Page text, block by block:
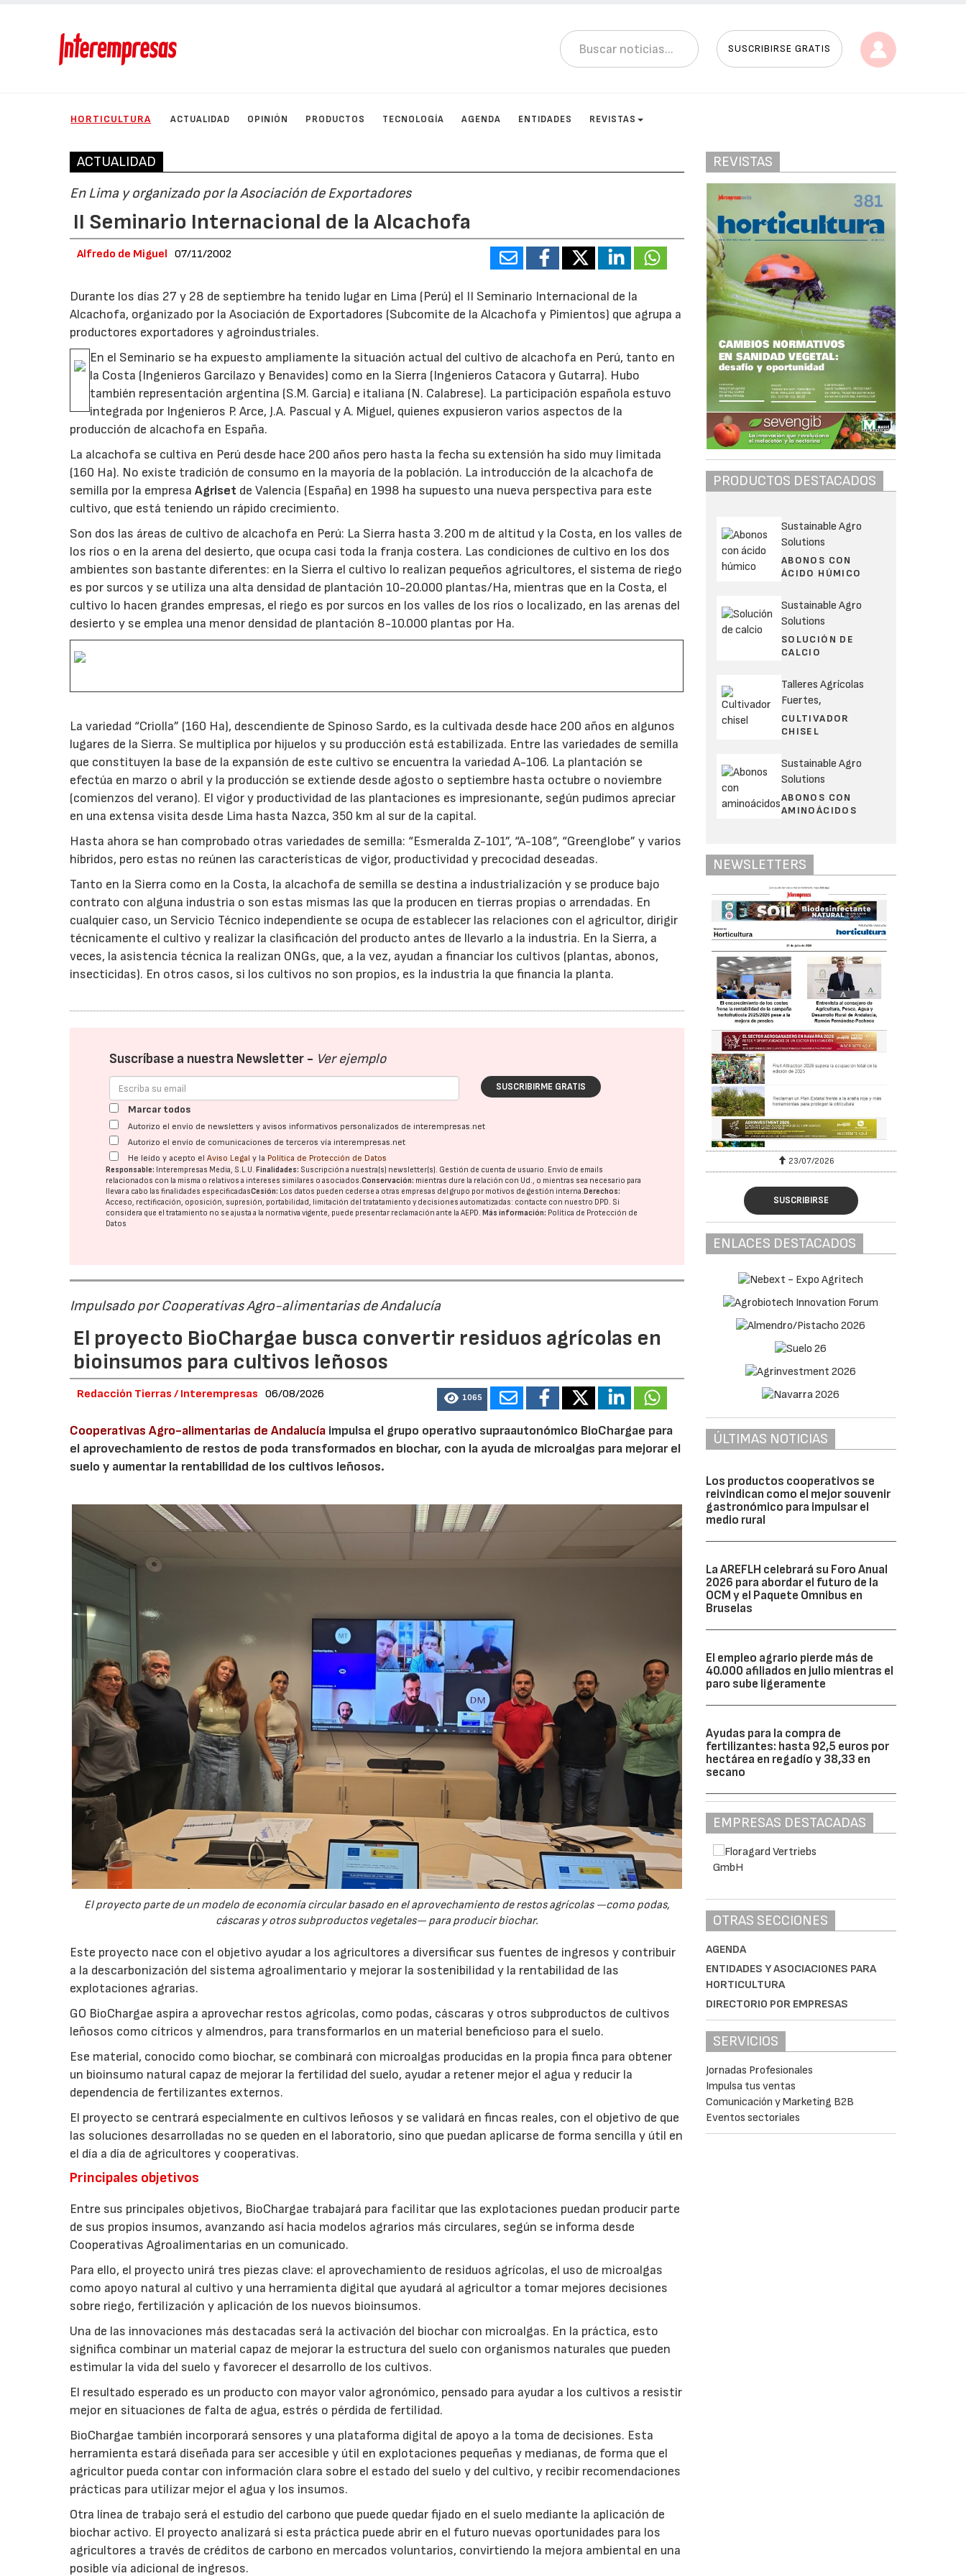
SUSCRIBIRSE GRATIS
HORTICULTURA ACTUALIDAD OPINIÓN PRODUCTOS TECNOLOGÍA AGENDA ENTIDADES REVISTAS
ACTUALIDAD
En Lima y organizado por la Asociación de Exportadores
II Seminario Internacional de la Alcachofa
Alfredo de Miguel 07/11/2002
Durante los días 27 y 28 de septiembre ha tenido lugar en Lima (Perú) el II Seminario Internacional de la
Alcachofa, organizado por la Asociación de Exportadores (Subcomite de la Alcachofa y Pimientos) que agrupa a
productores exportadores y agroindustriales.
En el Seminario se ha expuesto ampliamente la situación actual del cultivo de alcachofa en Perú, tanto en
la Costa (Ingenieros Garcilazo y Benavides) como en la Sierra (Ingenieros Catacora y Gutarra). Hubo
también representación argentina (S.M. Garcia) e italiana (N. Calabrese). La participación española estuvo
integrada por Ingenieros P. Arce, J.A. Pascual y A. Miguel, quienes expusieron varios aspectos de la
producción de alcachofa en España.
La alcachofa se cultiva en Perú desde hace 200 años pero hasta la fecha su extensión ha sido muy limitada
(160 Ha). No existe tradición de consumo en la mayoría de la población. La introducción de la alcachofa de
semilla por la empresaAgriset de Valencia (España) en 1998 ha supuesto una nueva perspectiva para este
cultivo, que está teniendo un rápido crecimiento.
Son dos las áreas de cultivo de alcachofa en Perú: La Sierra hasta 3.200 m de altitud y la Costa, en los valles de
los ríos o en la arena del desierto, que ocupa casi toda la franja costera. Las condiciones de cultivo en los dos
ambientes son bastante diferentes: en la Sierra el cultivo lo realizan pequeños agricultores, el sistema de riego
es por surcos y se utiliza una alta densidad de plantación 10-20.000 plantas/Ha, mientras que en la Costa, el
cultivo lo hacen grandes empresas, el riego es por surcos en los valles de los ríos o localizado, en las arenas del
desierto y se emplea una menor densidad de plantación 8-10.000 plantas por Ha.
La variedad “Criolla” (160 Ha), descendiente de Spinoso Sardo, es la cultivada desde hace 200 años en algunos
lugares de la Sierra. Se multiplica por hijuelos y su producción está estabilizada. Entre las variedades de semilla
que constituyen la base de la expansión de este cultivo se encuentra la variedad A-106. La plantación se
efectúa en marzo o abril y la producción se extiende desde agosto o septiembre hasta octubre o noviembre
(comienzos del verano). El vigor y productividad de las plantaciones es impresionante, según pudimos apreciar
en una extensa visita desde Lima hasta Nazca, 350 km al sur de la capital.
Hasta ahora se han comprobado otras variedades de semilla: “Esmeralda Z-101”, “A-108”, “Greenglobe” y varios
híbridos, pero estas no reúnen las características de vigor, productividad y precocidad deseadas.
Tanto en la Sierra como en la Costa, la alcachofa de semilla se destina a industrialización y se produce bajo
contrato con alguna industria o son estas mismas las que la producen en tierras propias o arrendadas. En
cualquier caso, un Servicio Técnico independiente se ocupa de establecer las relaciones con el agricultor, dirigir
técnicamente el cultivo y realizar la clasificación del producto antes de llevarlo a la industria. En la Sierra, a
veces, la asistencia técnica la realizan ONGs, que, a la vez, ayudan a financiar los cultivos (plantas, abonos,
insecticidas). En otros casos, si los cultivos no son propios, es la industria la que financia la planta.
Suscríbase a nuestra Newsletter - Ver ejemplo
SUSCRIBIRME GRATIS
Marcar todos
Autorizo el envío de newsletters y avisos informativos personalizados de interempresas.net
Autorizo el envío de comunicaciones de terceros vía interempresas.net
He leído y acepto elAviso Legal y la Política de Protección de Datos
Responsable: Interempresas Media, S.L.U. Finalidades: Suscripción a nuestra(s) newsletter(s). Gestión de cuenta de usuario. Envío de emails
relacionados con la misma o relativos a intereses similares o asociados.Conservación: mientras dure la relación con Ud., o mientras sea necesario para
llevar a cabo las finalidades especificadasCesión: Los datos pueden cederse a otras empresas del grupo por motivos de gestión interna. Derechos:
Acceso, rectificación, oposición, supresión, portabilidad, limitación del tratatamiento y decisiones automatizadas: contacte con nuestro DPD. Si
considera que el tratamiento no se ajusta a la normativa vigente, puede presentar reclamación ante laAEPD. Más información: Política de Protección de
Datos
Impulsado por Cooperativas Agro-alimentarias de Andalucía
El proyecto BioChargae busca convertir residuos agrícolas en
bioinsumos para cultivos leñosos
Redacción Tierras / Interempresas 06/08/2026 1065
Cooperativas Agro-alimentarias de Andalucía impulsa el grupo operativo supraautonómico BioChargae para
el aprovechamiento de restos de poda transformados en biochar, con la ayuda de microalgas para mejorar el
suelo y aumentar la rentabilidad de los cultivos leñosos.
El proyecto parte de un modelo de economía circular basado en el aprovechamiento de restos agrícolas —como podas,
cáscaras y otros subproductos vegetales— para producir biochar.
Este proyecto nace con el objetivo ayudar a los agricultores a diversificar sus fuentes de ingresos y contribuir
a la descarbonización del sistema agroalimentario y mejorar la sostenibilidad y la rentabilidad de las
explotaciones agrarias.
GO BioChargae aspira a aprovechar restos agrícolas, como podas, cáscaras y otros subproductos de cultivos
leñosos como cítricos y almendros, para transformarlos en un material beneficioso para el suelo.
Ese material, conocido como biochar, se combinará con microalgas producidas en la propia finca para obtener
un bioinsumo natural capaz de mejorar la fertilidad del suelo, ayudar a retener mejor el agua y reducir la
dependencia de fertilizantes externos.
El proyecto se centrará especialmente en cultivos leñosos y se validará en fincas reales, con el objetivo de que
las soluciones desarrolladas no se queden en el laboratorio, sino que puedan aplicarse de forma sencilla y útil en
el día a día de agricultores y cooperativas.
Principales objetivos
Entre sus principales objetivos, BioChargae trabajará para facilitar que las explotaciones puedan producir parte
de sus propios insumos, avanzando así hacia modelos agrarios más circulares, según se informa desde
Cooperativas Agroalimentarias en un comunicado.
Para ello, el proyecto unirá tres piezas clave: el aprovechamiento de residuos agrícolas, el uso de microalgas
como apoyo natural al cultivo y una herramienta digital que ayudará al agricultor a tomar mejores decisiones
sobre riego, fertilización y aplicación de los nuevos bioinsumos.
Una de las innovaciones más destacadas será la activación del biochar con microalgas. En la práctica, esto
significa combinar un material capaz de mejorar la estructura del suelo con organismos naturales que pueden
estimular la vida del suelo y favorecer el desarrollo de los cultivos.
El resultado esperado es un producto con mayor valor agronómico, pensado para ayudar a los cultivos a resistir
mejor en situaciones de falta de agua, estrés o pérdida de fertilidad.
BioChargae también incorporará sensores y una plataforma digital de apoyo a la toma de decisiones. Esta
herramienta estará diseñada para ser accesible y útil en explotaciones pequeñas y medianas, de forma que el
agricultor pueda contar con información clara sobre el estado del suelo y del cultivo, y recibir recomendaciones
prácticas para utilizar mejor el agua y los insumos.
Otra línea de trabajo será el estudio del carbono que puede quedar fijado en el suelo mediante la aplicación de
biochar activo. El proyecto analizará si esta práctica puede abrir en el futuro nuevas oportunidades para los
agricultores a través de créditos de carbono en mercados voluntarios, convirtiendo la mejora ambiental en una
posible vía adicional de ingresos.
REVISTAS
PRODUCTOS DESTACADOS
Sustainable Agro
Solutions
ABONOS CON
ÁCIDO HÚMICO
Sustainable Agro
Solutions
SOLUCIÓN DE
CALCIO
Talleres Agrícolas
Fuertes,
CULTIVADOR
CHISEL
Sustainable Agro
Solutions
ABONOS CON
AMINOÁCIDOS
NEWSLETTERS
23/07/2026
SUSCRIBIRSE
ENLACES DESTACADOS
ÚLTIMAS NOTICIAS
Los productos cooperativos se
reivindican como el mejor souvenir
gastronómico para impulsar el
medio rural
La AREFLH celebrará su Foro Anual
2026 para abordar el futuro de la
OCM y el Paquete Omnibus en
Bruselas
El empleo agrario pierde más de
40.000 afiliados en julio mientras el
paro sube ligeramente
Ayudas para la compra de
fertilizantes: hasta 92,5 euros por
hectárea en regadío y 38,33 en
secano
EMPRESAS DESTACADAS
OTRAS SECCIONES
AGENDA
ENTIDADES Y ASOCIACIONES PARA
HORTICULTURA
DIRECTORIO POR EMPRESAS
SERVICIOS
Jornadas Profesionales
Impulsa tus ventas
Comunicación y Marketing B2B
Eventos sectoriales